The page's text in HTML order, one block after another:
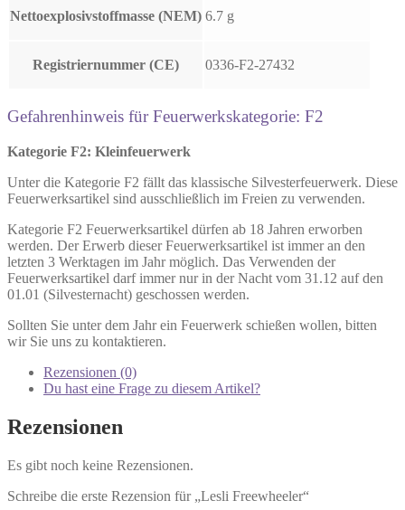
Nettoexplosivstoffmasse (NEM) 6.7 g
Registriernummer (CE) 0336-F2-27432
Gefahrenhinweis für Feuerwerkskategorie: F2
Kategorie F2: Kleinfeuerwerk
Unter die Kategorie F2 fällt das klassische Silvesterfeuerwerk. Diese
Feuerwerksartikel sind ausschließlich im Freien zu verwenden.
Kategorie F2 Feuerwerksartikel dürfen ab 18 Jahren erworben
werden. Der Erwerb dieser Feuerwerksartikel ist immer an den
letzten 3 Werktagen im Jahr möglich. Das Verwenden der
Feuerwerksartikel darf immer nur in der Nacht vom 31.12 auf den
01.01 (Silvesternacht) geschossen werden.
Sollten Sie unter dem Jahr ein Feuerwerk schießen wollen, bitten
wir Sie uns zu kontaktieren.
Rezensionen (0)
Du hast eine Frage zu diesem Artikel?
Rezensionen
Es gibt noch keine Rezensionen.
Schreibe die erste Rezension für „Lesli Freewheeler“